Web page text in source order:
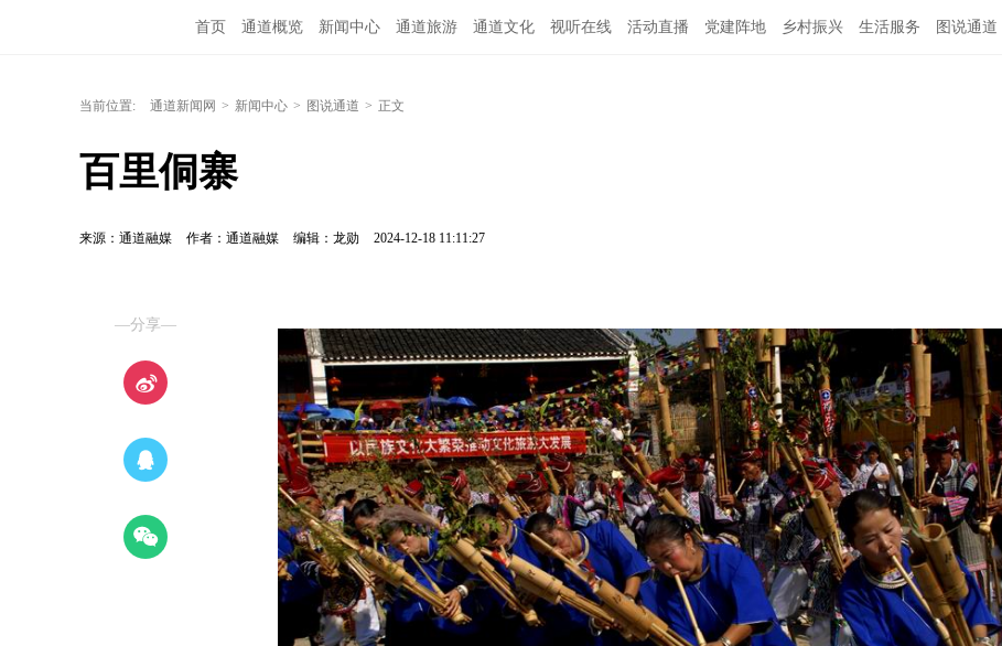
首页 通道概览 新闻中心 通道旅游 通道文化 视听在线 活动直播 党建阵地 乡村振兴 生活服务 图说通道
当前位置: 通道新闻网 > 新闻中心 > 图说通道 > 正文
百里侗寨
来源：通道融媒 作者：通道融媒 编辑：龙勋 2024-12-18 11:11:27
—分享—